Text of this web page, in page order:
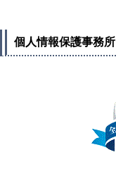
個人情報保護事務所